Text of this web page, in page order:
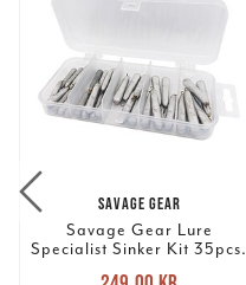
SAVAGE GEAR
Savage Gear Lure
Specialist Sinker Kit 35pcs.
Nuvarande pris